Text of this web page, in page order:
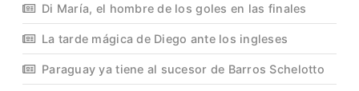
Di María, el hombre de los goles en las finales
La tarde mágica de Diego ante los ingleses
Paraguay ya tiene al sucesor de Barros Schelotto